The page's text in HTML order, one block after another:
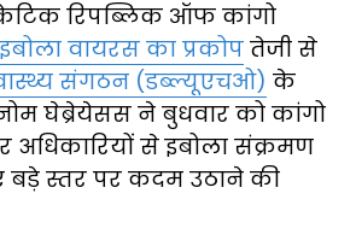
रिपब्लिक ऑफ कांगो
इबोला वायरस का प्रकोप तेजी से
संगठन (डब्ल्यूएचओ) के
घेब्रेयेसस ने बुधवार को कांगो
अधिकारियों से इबोला संक्रमण
स्तर पर कदम उठाने की